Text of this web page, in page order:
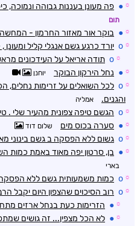
☼
● פה מעונן בעננות גבוהה
תום
☼
● בוקר אור מאזור החרמון -
☼
o יורד כרגע גשם אנגלי קליל ומעונן , קר מאוד
☼
o תודה אריאל על העידכונים
☼
● נחל הירקון הבוקר יוחנן
☼
o לכל השואלים על זרימות נחלים,
והגנים.
אמליה
☼
o הגשם טיפה צפונית מהעיר שלי .
☼
● סערה בכוס מים שלום דוד
☼
o גשום ללא הפסקה ב גשם בינוני
☼
● בן, סרטון יפה מאוד באמת כמות
בארי
☼
o כמות משמעותית גשם ללא
☼
o רוב הסיכוים שהצפון היום יקבל
☼
● הזרימות כעת בנחל ארזים
☼
● לא הכל מצפין... זה גושים